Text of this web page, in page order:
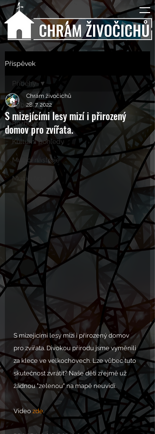
Příspěvek
Příběhy
Rozhovory
Kulturní pohledy
Mučící nástroje
Mučící lidé
Příběhy
S mizejícími lesy mizí i přirozený
domov pro zvířata.
Chrám živočichů
28. 7. 2022
S mizejícími lesy mizí i přirozený domov
pro zvířata. Divokou přírodu jsme vyměnili
za klece ve velkochovech. Lze vůbec tuto
skutečnost zvrátit? Naše děti zřejmě už
žádnou "zelenou" na mapě neuvidí.
Video zde.